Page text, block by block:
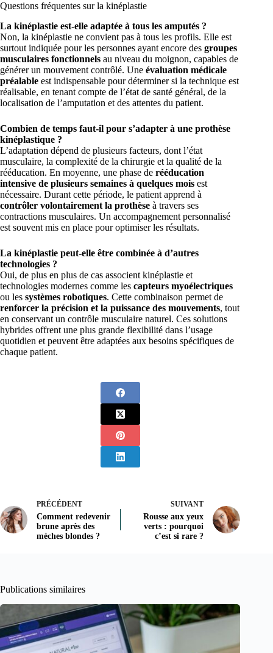
Questions fréquentes sur la kinéplastie
La kinéplastie est-elle adaptée à tous les amputés ?
Non, la kinéplastie ne convient pas à tous les profils. Elle est
surtout indiquée pour les personnes ayant encore des groupes
musculaires fonctionnels au niveau du moignon, capables de
générer un mouvement contrôlé. Une évaluation médicale
préalable est indispensable pour déterminer si la technique est
réalisable, en tenant compte de l’état de santé général, de la
localisation de l’amputation et des attentes du patient.
Combien de temps faut-il pour s’adapter à une prothèse
kinéplastique ?
L’adaptation dépend de plusieurs facteurs, dont l’état
musculaire, la complexité de la chirurgie et la qualité de la
rééducation. En moyenne, une phase de rééducation
intensive de plusieurs semaines à quelques mois est
nécessaire. Durant cette période, le patient apprend à
contrôler volontairement la prothèse à travers ses
contractions musculaires. Un accompagnement personnalisé
est souvent mis en place pour optimiser les résultats.
La kinéplastie peut-elle être combinée à d’autres
technologies ?
Oui, de plus en plus de cas associent kinéplastie et
technologies modernes comme les capteurs myoélectriques
ou les systèmes robotiques. Cette combinaison permet de
renforcer la précision et la puissance des mouvements, tout
en conservant un contrôle musculaire naturel. Ces solutions
hybrides offrent une plus grande flexibilité dans l’usage
quotidien et peuvent être adaptées aux besoins spécifiques de
chaque patient.
PRÉCÉDENT
Comment redevenir
brune après des
mèches blondes ?
SUIVANT
Rousse aux yeux
verts : pourquoi
c’est si rare ?
Publications similaires